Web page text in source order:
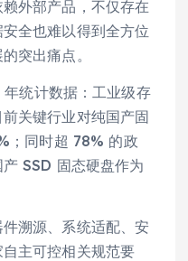
外部产品，不仅存在
全也难以得到全方位
突出痛点。
统计数据：工业级存
关键行业对纯国产固
；同时超 78% 的政
SSD 固态硬盘作为
溯源、系统适配、安
主可控相关规范要